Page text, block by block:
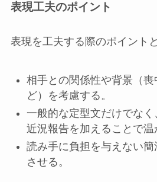
表現工夫のポイント
表現を工夫する際のポイント
相手との関係性や背景（
ど）を考慮する。
一般的な定型文だけでな
近況報告を加えることで温
読み手に負担を与えない
させる。